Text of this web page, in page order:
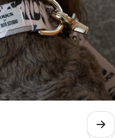
やつの有無、痩せさせたい、太らせ
たいかで与える量は大きく変わって
がら量はご調整くださいませ。 成
のもつ水分量によって多少前後し
およそ50gとなります）お肉に関し
肉のみを脂質の多い皮を取り除き、
ります。●チキン【酵素玄米メニュ
脂質0.76g炭水化物8.19g糖質
エネルギー87タンパク質8.4g脂質
ク【酵素玄米メニュー】エネルギ
水化物8.26g糖質7.34g【有機さ
こ